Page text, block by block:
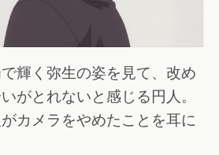
輝く弥生の姿を見て、改め
がとれないと感じる円人。
カメラをやめたことを耳に